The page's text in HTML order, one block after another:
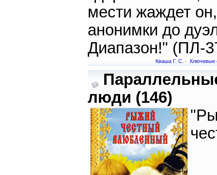
мести жаждет
анонимки до
Диапазон!" (ПЛ-
Кваша Г. С. · Ключевые
люди (146)